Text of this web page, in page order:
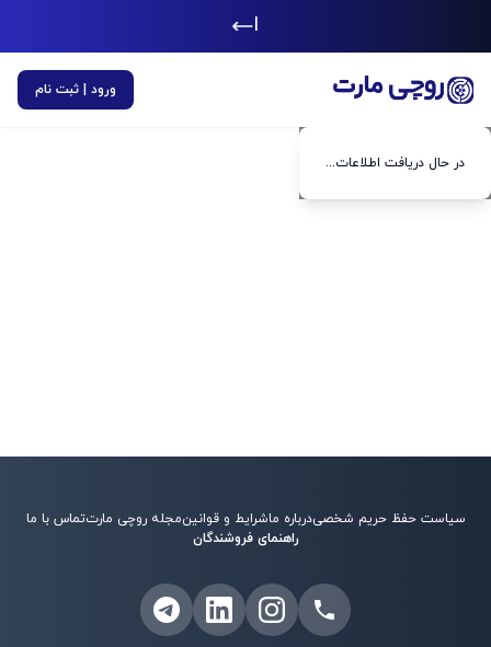
ورود | ثبت نام
در حال دریافت اطلاعات...
سیاست حفظ حریم شخصیدرباره ماشرایط و قوانینمجله روچی مارتتماس با ما
راهنمای فروشندگان